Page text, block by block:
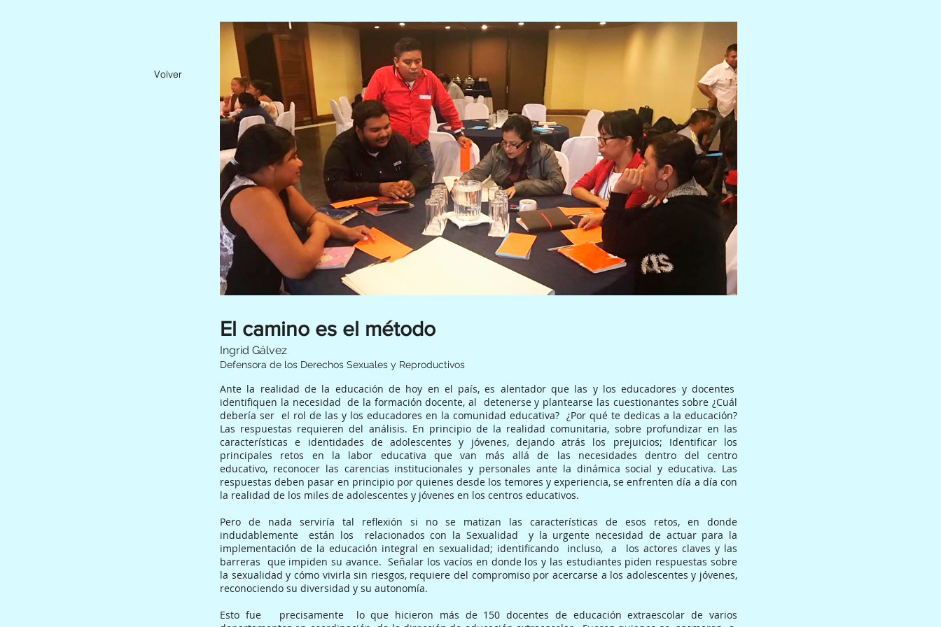
Volver
El camino es el método
Ingrid Gálvez
Defensora de los Derechos Sexuales y Reproductivos
Ante la realidad de la educación de hoy en el país, es alentador que las y los educadores y docentes
identifiquen la necesidad de la formación docente, al detenerse y plantearse las cuestionantes sobre ¿Cuál
debería ser el rol de las y los educadores en la comunidad educativa? ¿Por qué te dedicas a la educación?
Las respuestas requieren del análisis. En principio de la realidad comunitaria, sobre profundizar en las
características e identidades de adolescentes y jóvenes, dejando atrás los prejuicios; Identificar los
principales retos en la labor educativa que van más allá de las necesidades dentro del centro
educativo, reconocer las carencias institucionales y personales ante la dinámica social y educativa. Las
respuestas deben pasar en principio por quienes desde los temores y experiencia, se enfrenten día a día con
la realidad de los miles de adolescentes y jóvenes en los centros educativos.
Pero de nada serviría tal reflexión si no se matizan las características de esos retos, en donde
indudablemente están los relacionados con la Sexualidad y la urgente necesidad de actuar para la
implementación de la educación integral en sexualidad; identificando incluso, a los actores claves y las
barreras que impiden su avance. Señalar los vacíos en donde los y las estudiantes piden respuestas sobre
la sexualidad y cómo vivirla sin riesgos, requiere del compromiso por acercarse a los adolescentes y jóvenes,
reconociendo su diversidad y su autonomía.
Esto fue precisamente lo que hicieron más de 150 docentes de educación extraescolar de varios